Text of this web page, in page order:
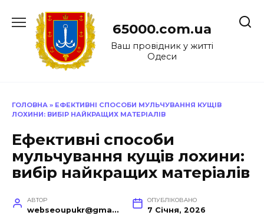
до
65000.com.ua
Ваш провідник у житті
Одеси
ГОЛОВНА » ЕФЕКТИВНІ СПОСОБИ МУЛЬЧУВАННЯ КУЩІВ
ЛОХИНИ: ВИБІР НАЙКРАЩИХ МАТЕРІАЛІВ
Ефективні способи
мульчування кущів лохини:
вибір найкращих матеріалів
АВТОР
webseoupukr@gmail.com
ОПУБЛІКОВАНО
7 Січня, 2026